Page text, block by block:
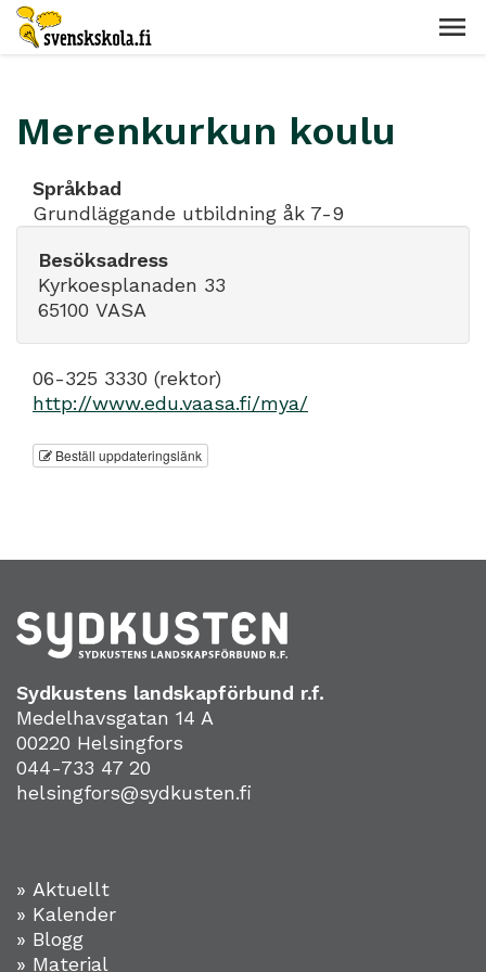
Merenkurkun koulu
Språkbad
Grundläggande utbildning åk 7-9
Besöksadress
Kyrkoesplanaden 33
65100 VASA
06-325 3330 (rektor)
http://www.edu.vaasa.fi/mya/
Beställ uppdateringslänk
Sydkustens landskapförbund r.f.
Medelhavsgatan 14 A
00220 Helsingfors
044-733 47 20
helsingfors@sydkusten.fi
» Aktuellt
» Kalender
» Blogg
» Material